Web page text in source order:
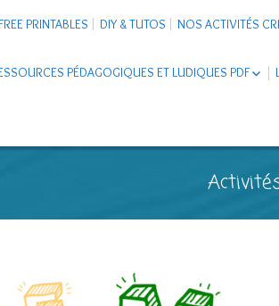
PRINTABLES DIY & TUTOS NOS ACTIVITÉS
PÉDAGOGIQUES ET LUDIQUES PDF
CARNETS DE VOYAGE ENFANTS